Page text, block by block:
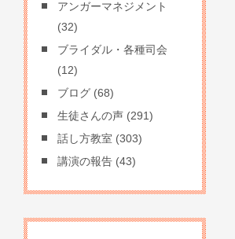
アンガーマネジメント
(32)
ブライダル・各種司会
(12)
ブログ (68)
生徒さんの声 (291)
話し方教室 (303)
講演の報告 (43)